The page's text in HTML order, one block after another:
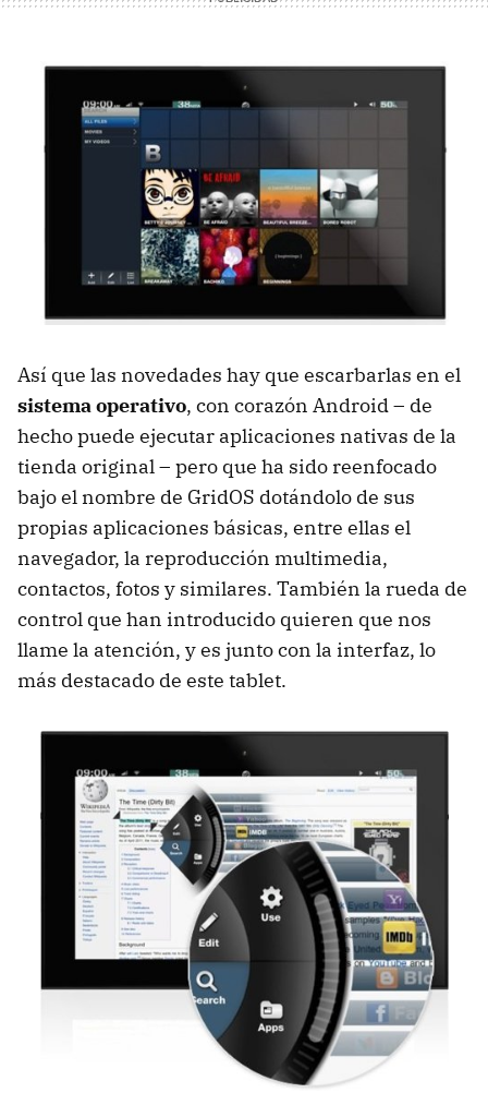
Así que las novedades hay que escarbarlas en el
sistema operativo, con corazón Android – de
hecho puede ejecutar aplicaciones nativas de la
tienda original – pero que ha sido reenfocado
bajo el nombre de GridOS dotándolo de sus
propias aplicaciones básicas, entre ellas el
navegador, la reproducción multimedia,
contactos, fotos y similares. También la rueda de
control que han introducido quieren que nos
llame la atención, y es junto con la interfaz, lo
más destacado de este tablet.